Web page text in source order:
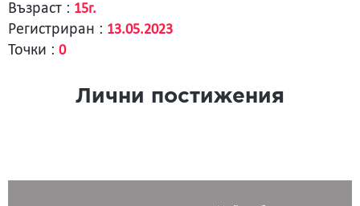
Възраст : 15г.
Регистриран : 13.05.2023
Точки : 0
Лични постижения